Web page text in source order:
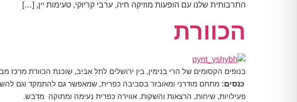
התרבותית שלנו עם הופעות מוזיקה חיה, ערבי קריוקי, טעימות יין, […]
הכוורת
בנופים הקסומים של הרי בנימין, בין ירושלים לתל אביב, שוכנת הכוורת מרכז
כנסים: מתחם מודרני ומאובזר בסביבה כפרית, שמאפשר גם להתמקד וגם
פעילויות, שיחות, הרצאות והשקות. אווירה כפרית נעימה ומתוקה מדבש.